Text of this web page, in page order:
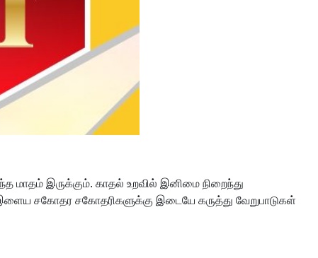
மாதம் இருக்கும். காதல் உறவில் இனிமை நிறைந்து
சகோதர சகோதரிகளுக்கு இடையே கருத்து வேறுபாடுகள்